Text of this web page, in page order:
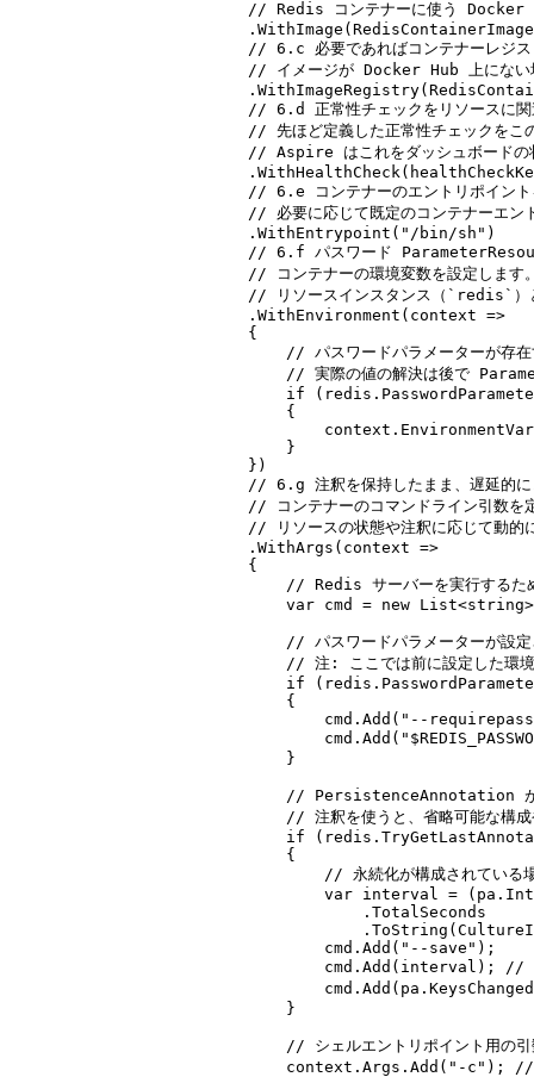
// Redis コンテナーに使う Docker
. WithImage (
// 6.c 必要であればコンテナーレジス
// イメージが Docker Hub 上にない
. WithImageRegistry(
// 6.d 正常性チェックをリソースに関
// 先ほど定義した正常性チェックをこ
// Aspire はこれをダッシュボードの
. WithHealthCheck (
// 6.e コンテナーのエントリポイント
// 必要に応じて既定のコンテナーエン
. WithEntrypoint ( " /bin/sh " )
// 6.f パスワード
// コンテナーの環境変数を設定します
// リソースインスタンス（`redis`）
. WithEnvironment ( context =>
{
// パスワードパラメーターが存在
// 実際の値の解決は後で
if
( redis .
{
context .
}
})
// 6.g 注釈を保持したまま、遅延的に
// コンテナーのコマンドライン引数を
// リソースの状態や注釈に応じて動的
. WithArgs ( context =>
{
// Redis サーバーを実行するた
var cmd = new List<string>
// パスワードパラメーターが設
// 注: ここでは前に設定した環境
if
( redis .
{
cmd . Add ( " --requirepass
cmd . Add ( "
}
// PersistenceAnnotation がリ
// 注釈を使うと、省略可能な構成
if
( redis .
{
// 永続化が構成されている
var interval = ( pa .
. TotalSeconds
. ToString (
cmd . Add ( " --save " );
cmd . Add ( interval );
//
cmd . Add ( pa .
}
// シェルエントリポイント用の引
context . Args . Add ( " -c " );
//